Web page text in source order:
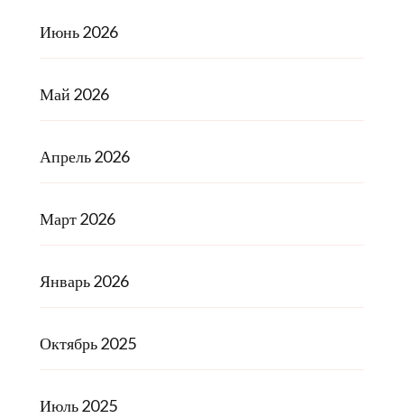
Июнь 2026
Май 2026
Апрель 2026
Март 2026
Январь 2026
Октябрь 2025
Июль 2025